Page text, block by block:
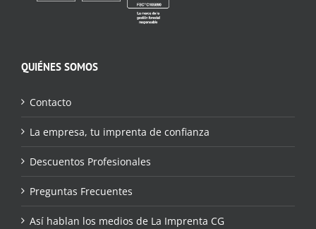
QUIÉNES SOMOS
Contacto
La empresa, tu imprenta de confianza
Descuentos Profesionales
Preguntas Frecuentes
Así hablan los medios de La Imprenta CG